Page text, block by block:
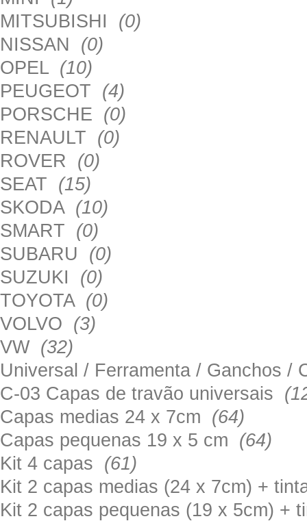
MITSUBISHI (0)
NISSAN (0)
OPEL (10)
PEUGEOT (4)
PORSCHE (0)
RENAULT (0)
ROVER (0)
SEAT (15)
SKODA (10)
SMART (0)
SUBARU (0)
SUZUKI (0)
TOYOTA (0)
VOLVO (3)
VW (32)
Universal / Ferramenta / Ganchos
C-03 Capas de travão universais
Capas medias 24 x 7cm (64)
Capas pequenas 19 x 5 cm (64)
Kit 4 capas (61)
Kit 2 capas medias (24 x 7cm) +
Kit 2 capas pequenas (19 x 5cm) +